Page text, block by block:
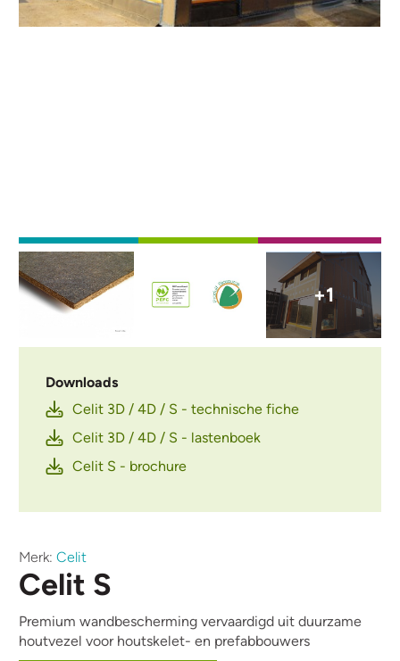
Afbeelding Afbeelding
+1
Downloads
Celit 3D / 4D / S - technische fiche
Celit 3D / 4D / S - lastenboek
Celit S - brochure
Merk:Celit
Celit S
Premium wandbescherming vervaardigd uit duurzame
houtvezel voor houtskelet- en prefabbouwers